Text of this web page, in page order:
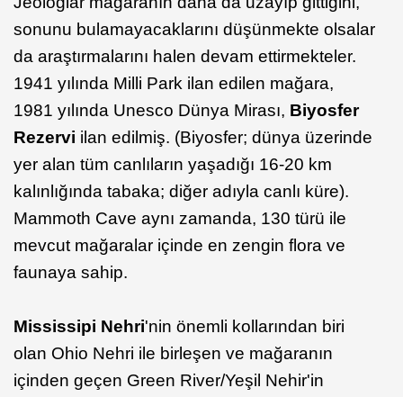
sonunu bulamayacaklarını düşünmekte olsalar
da araştırmalarını halen devam ettirmekteler.
1941 yılında Milli Park ilan edilen mağara,
1981 yılında Unesco Dünya Mirası, Biyosfer
Rezervi ilan edilmiş. (Biyosfer; dünya üzerinde
yer alan tüm canlıların yaşadığı 16-20 km
kalınlığında tabaka; diğer adıyla canlı küre).
Mammoth Cave aynı zamanda, 130 türü ile
mevcut mağaralar içinde en zengin flora ve
faunaya sahip.
Mississipi Nehri'nin önemli kollarından biri
olan Ohio Nehri ile birleşen ve mağaranın
içinden geçen Green River/Yeşil Nehir'in